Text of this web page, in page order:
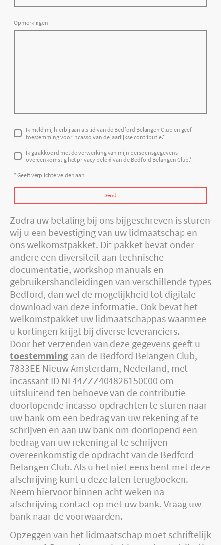
Opmerkingen
Ik meld mij hierbij aan als lid van de Bedford Belangen Club en geef
toestemming voor incasso van de jaarlijkse contributie.*
Ik ga akkoord met de verwerking van mijn persoonsgegevens
overeenkomstig het privacy beleid van de Bedford Belangen Club.*
* Geeft verplichte velden aan
Send
Zodra uw betaling bij ons bijgeschreven is sturen
wij u een bevestiging van uw lidmaatschap en
ons welkomstpakket. Dit pakket bevat onder
andere een diversiteit aan technische
documentatie, workshop manuals en
gebruikershandleidingen van verschillende types
Bedford, dan wel de mogelijkheid tot digitale
download van deze informatie. Ook bevat het
welkomstpakket uw lidmaatschappas waarmee
u kortingen krijgt bij diverse leveranciers.
Door het verzenden van deze gegevens geeft u
toestemming aan de Bedford Belangen Club,
7833EE Nieuw Amsterdam, Nederland, met
incassant ID NL44ZZZ404826150000 om
uitsluitend ten behoeve van de contributie
doorlopende incasso-opdrachten te sturen naar
uw bank om een bedrag van uw rekening af te
schrijven en aan uw bank om doorlopend een
bedrag van uw rekening af te schrijven
overeenkomstig de opdracht van de Bedford
Belangen Club. Als u het niet eens bent met deze
afschrijving kunt u deze laten terugboeken.
Neem hiervoor binnen acht weken na
afschrijving contact op met uw bank. Vraag uw
bank naar de voorwaarden.
Opzeggen van het lidmaatschap moet schriftelijk